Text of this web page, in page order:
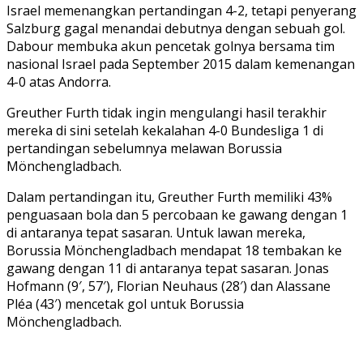
Israel memenangkan pertandingan 4-2, tetapi penyerang
Salzburg gagal menandai debutnya dengan sebuah gol.
Dabour membuka akun pencetak golnya bersama tim
nasional Israel pada September 2015 dalam kemenangan
4-0 atas Andorra.
Greuther Furth tidak ingin mengulangi hasil terakhir
mereka di sini setelah kekalahan 4-0 Bundesliga 1 di
pertandingan sebelumnya melawan Borussia
Mönchengladbach.
Dalam pertandingan itu, Greuther Furth memiliki 43%
penguasaan bola dan 5 percobaan ke gawang dengan 1
di antaranya tepat sasaran. Untuk lawan mereka,
Borussia Mönchengladbach mendapat 18 tembakan ke
gawang dengan 11 di antaranya tepat sasaran. Jonas
Hofmann (9′, 57′), Florian Neuhaus (28′) dan Alassane
Pléa (43′) mencetak gol untuk Borussia
Mönchengladbach.